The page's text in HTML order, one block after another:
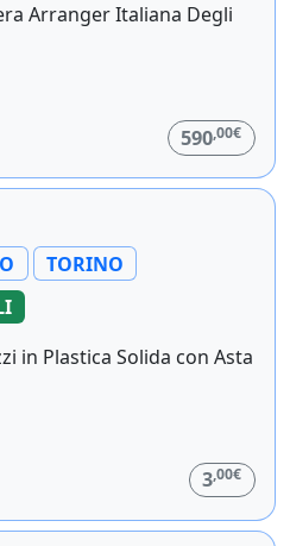
Arranger Italiana Degli
590,00€
TORINO
in Plastica Solida con Asta
3,00€